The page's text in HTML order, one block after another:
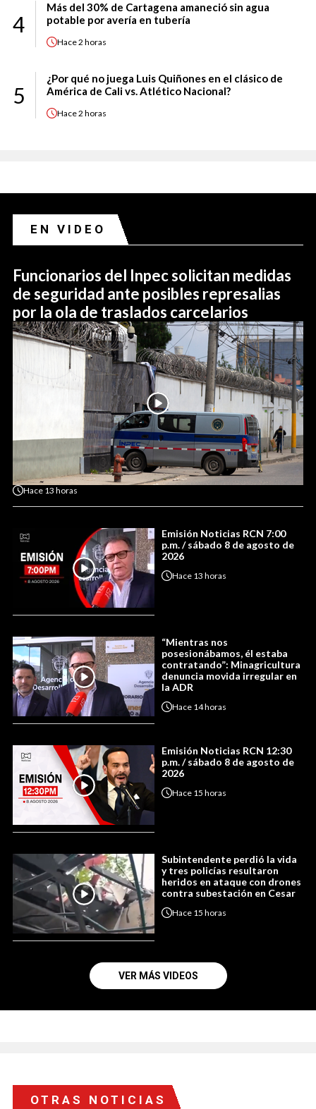
4
Más del 30% de Cartagena amaneció sin agua
potable por avería en tubería
Hace2 horas
5
¿Por qué no juega Luis Quiñones en el clásico de
América de Cali vs. Atlético Nacional?
Hace2 horas
EN VIDEO
Funcionarios del Inpec solicitan medidas
de seguridad ante posibles represalias
por la ola de traslados carcelarios
Hace 13 horas
Emisión Noticias RCN 7:00
p.m. / sábado 8 de agosto de
2026
Hace 13 horas
“Mientras nos
posesionábamos, él estaba
contratando”: Minagricultura
denuncia movida irregular en
la ADR
Hace 14 horas
Emisión Noticias RCN 12:30
p.m. / sábado 8 de agosto de
2026
Hace 15 horas
Subintendente perdió la vida
y tres policías resultaron
heridos en ataque con drones
contra subestación en Cesar
Hace 15 horas
VER MÁS VIDEOS
OTRAS NOTICIAS